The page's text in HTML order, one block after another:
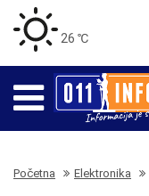
26 ℃
Početna Elektronika